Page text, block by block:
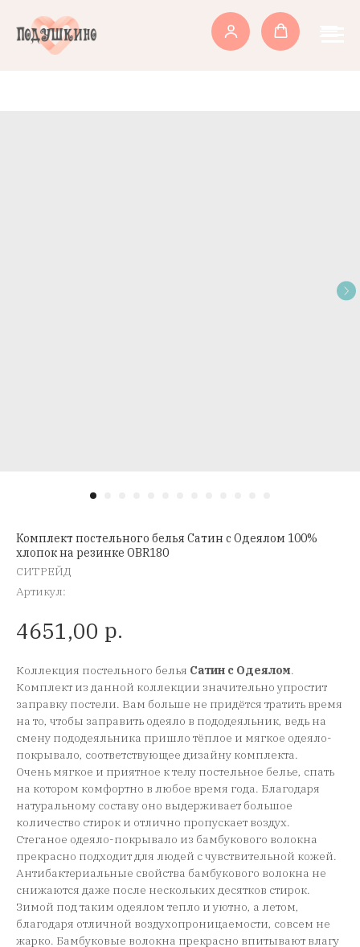
Комплект постельного белья Сатин с Одеялом 100%
хлопок на резинке OBR180
СИТРЕЙД
Артикул:
4651,00 р.
Коллекция постельного белья Сатин с Одеялом.
Комплект из данной коллекции значительно упростит
заправку постели. Вам больше не придётся тратить время
на то, чтобы заправить одеяло в пододеяльник, ведь на
смену пододеяльника пришло тёплое и мягкое одеяло-
покрывало, соответствующее дизайну комплекта.
Очень мягкое и приятное к телу постельное белье, спать
на котором комфортно в любое время года. Благодаря
натуральному составу оно выдерживает большое
количество стирок и отлично пропускает воздух.
Стеганое одеяло-покрывало из бамбукового волокна
прекрасно подходит для людей с чувствительной кожей.
Антибактериальные свойства бамбукового волокна не
снижаются даже после нескольких десятков стирок.
Зимой под таким одеялом тепло и уютно, а летом,
благодаря отличной воздухопроницаемости, совсем не
жарко. Бамбуковые волокна прекрасно впитывают влагу